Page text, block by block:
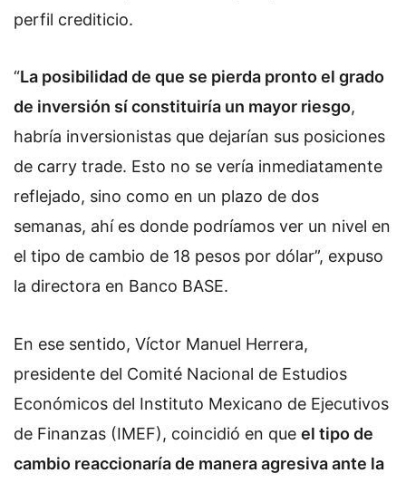
perfil crediticio.
“La posibilidad de que se pierda pronto el grado
de inversión sí constituiría un mayor riesgo,
habría inversionistas que dejarían sus posiciones
de carry trade. Esto no se vería inmediatamente
reflejado, sino como en un plazo de dos
semanas, ahí es donde podríamos ver un nivel en
el tipo de cambio de 18 pesos por dólar”, expuso
la directora en Banco BASE.
En ese sentido, Víctor Manuel Herrera,
presidente del Comité Nacional de Estudios
Económicos del Instituto Mexicano de Ejecutivos
de Finanzas (IMEF), coincidió en que el tipo de
cambio reaccionaría de manera agresiva ante la